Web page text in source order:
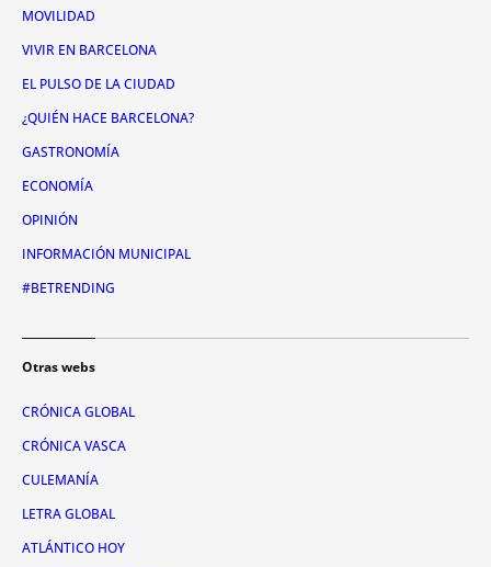
MOVILIDAD
VIVIR EN BARCELONA
EL PULSO DE LA CIUDAD
¿QUIÉN HACE BARCELONA?
GASTRONOMÍA
ECONOMÍA
OPINIÓN
INFORMACIÓN MUNICIPAL
#BETRENDING
Otras webs
CRÓNICA GLOBAL
CRÓNICA VASCA
CULEMANÍA
LETRA GLOBAL
ATLÁNTICO HOY